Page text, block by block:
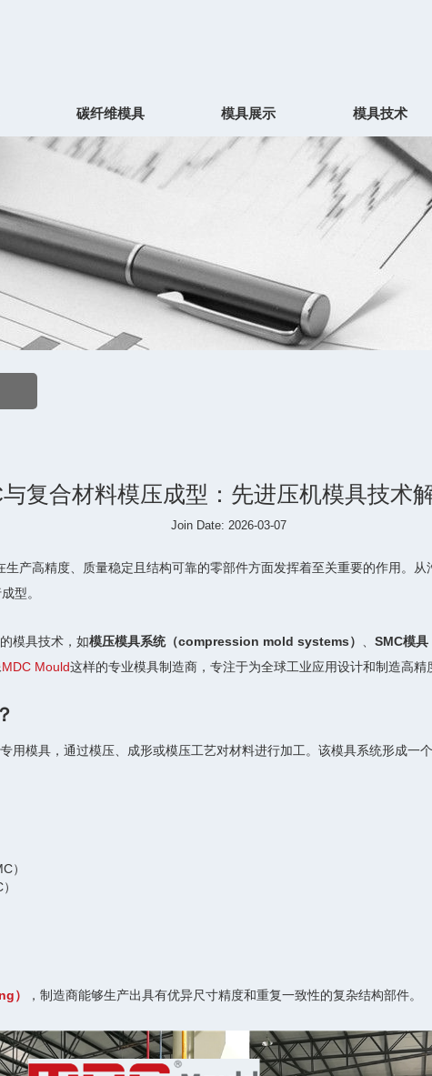
碳纤维模具 模具展示 模具技术
复合材料模压成型：先进压机模具技术
Join Date: 2026-03-07
生产高精度、质量稳定且结构可靠的零部件方面发挥着至关重要的作用。
型。
模具技术，如模压模具系统（compression mold systems）
SMC模
MDC Mould这样的专业模具制造商，专注于为全球工业应用设计和制造高
用模具，通过模压、成形或模压工艺对材料进行加工。该模具系统形成一
）
） ，制造商能够生产出具有优异尺寸精度和重复一致性的复杂结构部件。